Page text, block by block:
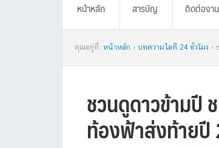
หน้าหลัก สารบัญ ติดต่องาน
คุณอยู่ที่: หน้าหลัก › บทความไอที 24 ชั่วโมง ›
ชวนดูดาวข้ามปี
ท้องฟ้าส่งท้ายปี